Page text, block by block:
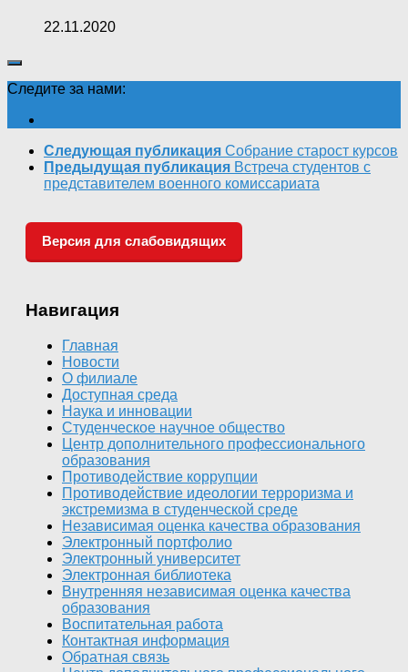
22.11.2020
Следите за нами:
Следующая публикация Собрание старост курсов
Предыдущая публикация Встреча студентов с
представителем военного комиссариата
Версия для слабовидящих
Навигация
Главная
Новости
О филиале
Доступная среда
Наука и инновации
Студенческое научное общество
Центр дополнительного профессионального
образования
Противодействие коррупции
Противодействие идеологии терроризма и
экстремизма в студенческой среде
Независимая оценка качества образования
Электронный портфолио
Электронный университет
Электронная библиотека
Внутренняя независимая оценка качества
образования
Воспитательная работа
Контактная информация
Обратная связь